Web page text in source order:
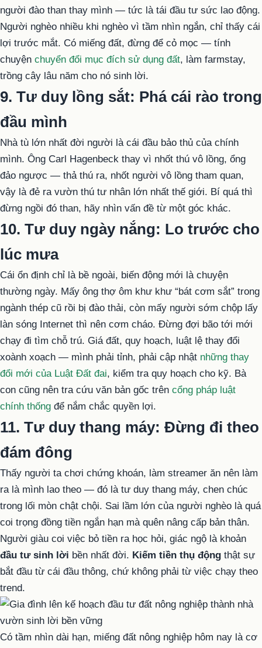
người đào than thay mình — tức là tái đầu tư sức lao động.
Người nghèo nhiều khi nghèo vì tầm nhìn ngắn, chỉ thấy cái
lợi trước mắt. Có miếng đất, đừng để cỏ mọc — tính
chuyện chuyển đổi mục đích sử dụng đất, làm farmstay,
trồng cây lâu năm cho nó sinh lời.
9. Tư duy lồng sắt: Phá cái rào trong
đầu mình
Nhà tù lớn nhất đời người là cái đầu bảo thủ của chính
mình. Ông Carl Hagenbeck thay vì nhốt thú vô lồng, ổng
đảo ngược — thả thú ra, nhốt người vô lồng tham quan,
vậy là đẻ ra vườn thú tư nhân lớn nhất thế giới. Bí quá thì
đừng ngồi đó than, hãy nhìn vấn đề từ một góc khác.
10. Tư duy ngày nắng: Lo trước cho
lúc mưa
Cái ổn định chỉ là bề ngoài, biến động mới là chuyện
thường ngày. Mấy ông thợ ôm khư khư “bát cơm sắt” trong
ngành thép cũ rồi bị đào thải, còn mấy người sớm chộp lấy
làn sóng Internet thì nên cơm cháo. Đừng đợi bão tới mới
chạy đi tìm chỗ trú. Giá đất, quy hoạch, luật lệ thay đổi
xoành xoạch — mình phải tỉnh, phải cập nhật những thay
đổi mới của Luật Đất đai, kiểm tra quy hoạch cho kỹ. Bà
con cũng nên tra cứu văn bản gốc trên cổng pháp luật
chính thống để nắm chắc quyền lợi.
11. Tư duy thang máy: Đừng đi theo
đám đông
Thấy người ta chơi chứng khoán, làm streamer ăn nên làm
ra là mình lao theo — đó là tư duy thang máy, chen chúc
trong lối mòn chật chội. Sai lầm lớn của người nghèo là quá
coi trọng đồng tiền ngắn hạn mà quên nâng cấp bản thân.
Người giàu coi việc bỏ tiền ra học hỏi, giác ngộ là khoản
đầu tư sinh lời bền nhất đời. Kiếm tiền thụ động thật sự
bắt đầu từ cái đầu thông, chứ không phải từ việc chạy theo
trend.
Có tầm nhìn dài hạn, miếng đất nông nghiệp hôm nay là cơ